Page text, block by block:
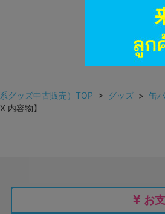
グッズ中古販売）TOP > グッズ > 缶
内容物】
お